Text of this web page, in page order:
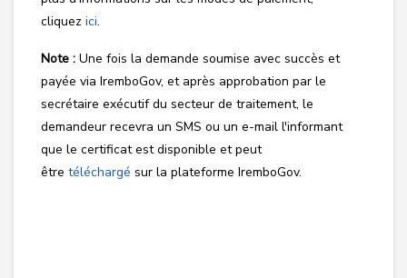
cliquez ici.
Note : Une fois la demande soumise avec succès et
payée via IremboGov, et après approbation par le
secrétaire exécutif du secteur de traitement, le
demandeur recevra un SMS ou un e-mail l'informant
que le certificat est disponible et peut
être téléchargé sur la plateforme IremboGov.